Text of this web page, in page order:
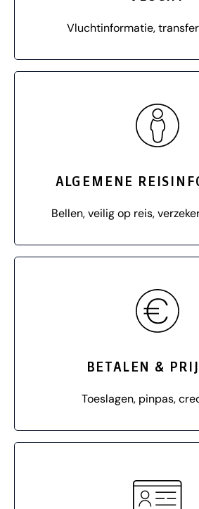
Vluchtinformatie,
ALGEMENE
Bellen, veilig op reis,
BETALEN &
Toeslagen, pinpas,